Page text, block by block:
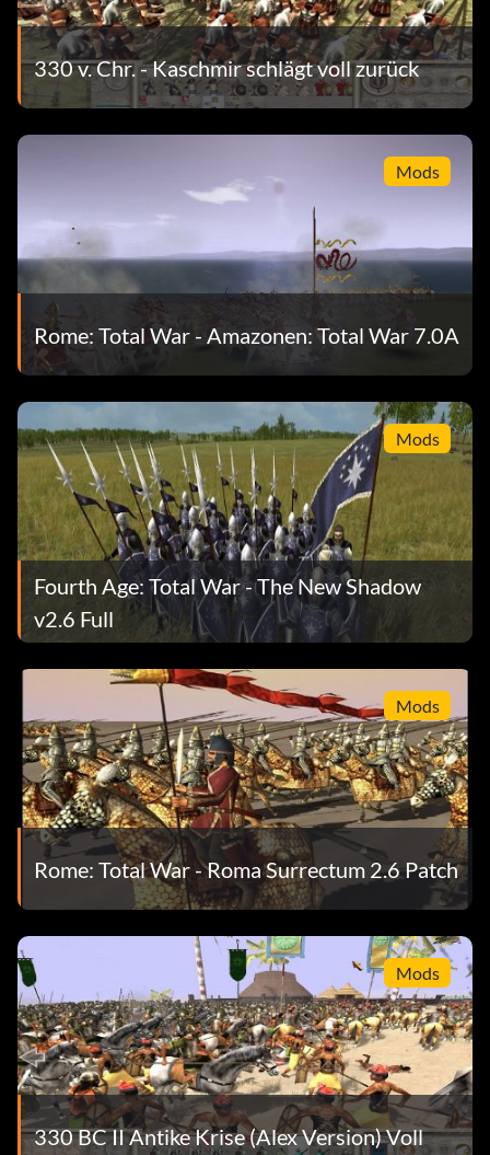
330 v. Chr. - Kaschmir schlägt voll zurück
Mods
Rome: Total War - Amazonen: Total War 7.0A
Mods
Fourth Age: Total War - The New Shadow
v2.6 Full
Mods
Rome: Total War - Roma Surrectum 2.6 Patch
Mods
330 BC II Antike Krise (Alex Version) Voll